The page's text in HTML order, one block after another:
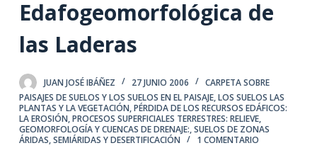
n
d
o
Edafogeomorfológica de
las Laderas
JUAN JOSÉ IBÁÑEZ 27 JUNIO 2006
CARPETA SOBRE
PAISAJES DE SUELOS Y LOS SUELOS EN EL PAISAJE,LOS SUELOS LAS
PLANTAS Y LA VEGETACIÓN,PÉRDIDA DE LOS RECURSOS EDÁFICOS:
LA EROSIÓN,PROCESOS SUPERFICIALES TERRESTRES: RELIEVE,
GEOMORFOLOGÍA Y CUENCAS DE DRENAJE:,SUELOS DE ZONAS
ÁRIDAS, SEMIÁRIDAS Y DESERTIFICACIÓN
1 COMENTARIO